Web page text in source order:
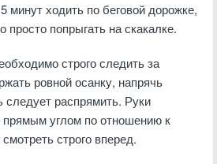
минут ходить по беговой дорожке,
попрыгать на скакалке.
строго следить за
ровной осанку, напрячь
распрямить. Руки
углом по отношению к
строго вперед.